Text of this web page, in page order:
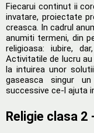
Fiecarui continut ii
invatare, proiectate
creasca. In cadrul
anumiti termeni, din
religioasa: iubire,
Activitatile de lucru
la intuirea unor
gaseasca singur
successive ce-l ajuta
Religie clasa 2